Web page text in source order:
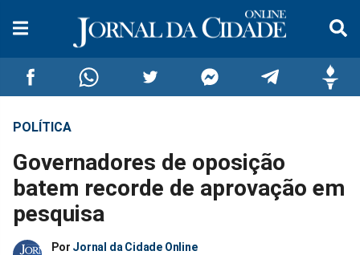
Compartilhar
no
Facebook
Compartilhar
no
Whatsapp
no
no
no
POLÍTICA
Governadores de oposição
batem recorde de aprovação em
pesquisa
Por Jornal da Cidade Online